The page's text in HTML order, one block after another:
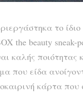
το
the beauty
καλής
που είδα
κάρτα που